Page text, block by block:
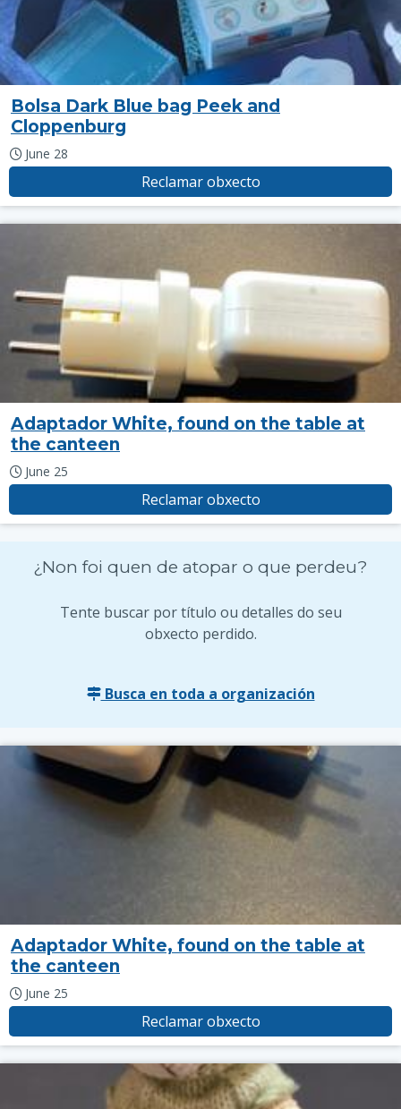
Bolsa Dark Blue bag Peek and
Cloppenburg
June 28
Reclamar obxecto
Adaptador White, found on the table at
the canteen
June 25
Reclamar obxecto
¿Non foi quen de atopar o que perdeu?
Tente buscar por título ou detalles do seu
obxecto perdido.
Busca en toda a organización
Adaptador White, found on the table at
the canteen
June 25
Reclamar obxecto